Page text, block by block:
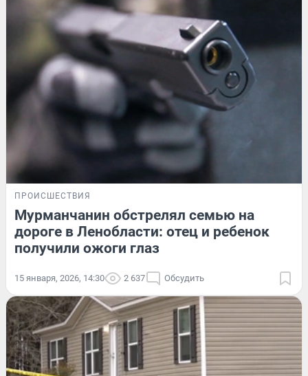
ПРОИСШЕСТВИЯ
Мурманчанин обстрелял семью на
дороге в Ленобласти: отец и ребенок
получили ожоги глаз
15 января, 2026, 14:30 2 637 Обсудить